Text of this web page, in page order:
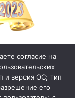
согласие на
и версия ОС; тип
его